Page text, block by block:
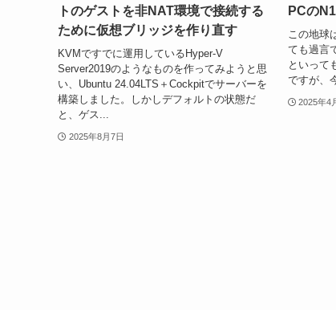
トのゲストを非NAT環境で接続する
ために仮想ブリッジを作り直す
KVMですでに運用しているHyper-V
Server2019のようなものを作ってみようと思
い、Ubuntu 24.04LTS＋Cockpitでサーバーを
構築しました。しかしデフォルトの状態だ
と、ゲス...
2025年8月7日
PCの
この地球
ても過言
といって
ですが、
2025年4